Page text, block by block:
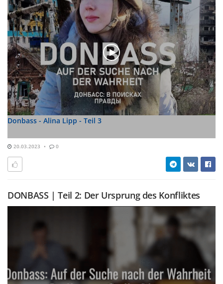
Donbass - Alina Lipp - Teil 3
20.03.2023 0
DONBASS | Teil 2: Der Ursprung des Konfliktes